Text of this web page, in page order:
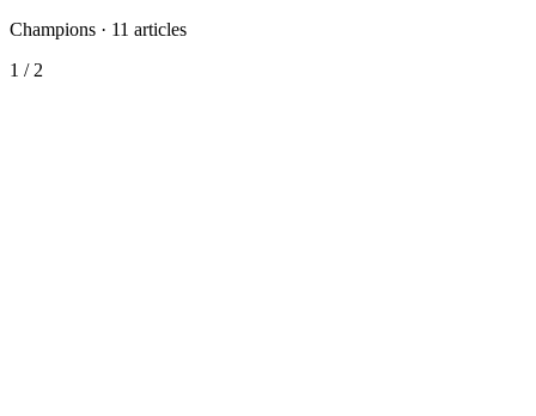
Champions · 11 articles
1 / 2